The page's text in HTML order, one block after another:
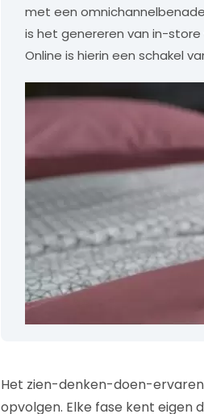
met een
is het genereren van in-
Online is hierin een schakel
Het zien-denken-doen-
opvolgen. Elke fase kent eigen